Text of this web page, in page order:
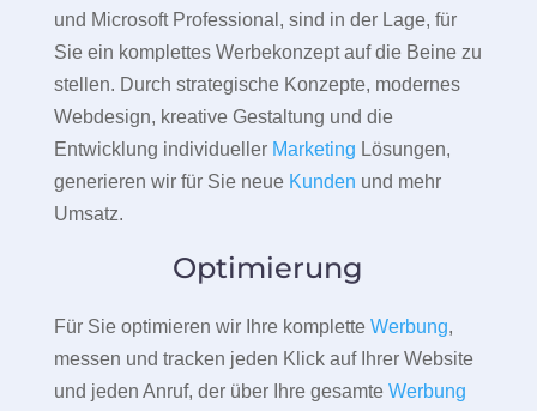
und Microsoft Professional, sind in der Lage, für
Sie ein komplettes Werbekonzept auf die Beine zu
stellen. Durch strategische Konzepte, modernes
Webdesign, kreative Gestaltung und die
Entwicklung individueller Marketing Lösungen,
generieren wir für Sie neue Kunden und mehr
Umsatz.
Optimierung
Für Sie optimieren wir Ihre komplette Werbung,
messen und tracken jeden Klick auf Ihrer Website
und jeden Anruf, der über Ihre gesamte Werbung